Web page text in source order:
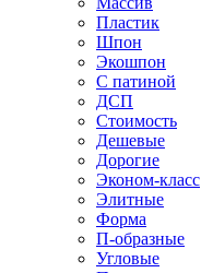
Пластик
Шпон
Экошпон
С патиной
ДСП
Стоимость
Дешевые
Дорогие
Эконом-класс
Элитные
Форма
П-образные
Угловые